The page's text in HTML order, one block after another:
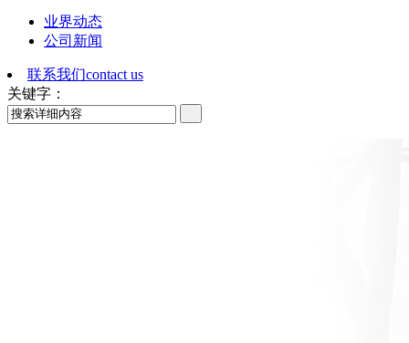
业界动态
公司新闻
联系我们contact us
关键字：